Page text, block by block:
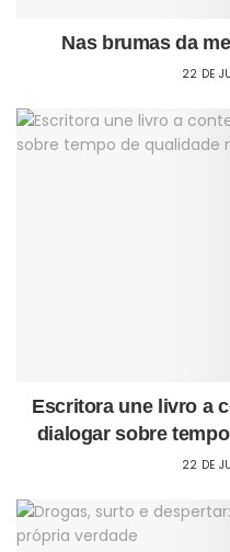
Nas brumas da
22 DE
Escritora une livro a
dialogar sobre
22 DE